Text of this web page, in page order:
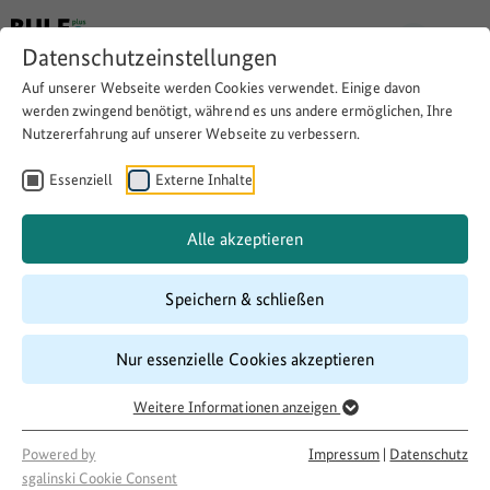
Datenschutzeinstellungen
Auf unserer Webseite werden Cookies verwendet. Einige davon
werden zwingend benötigt, während es uns andere ermöglichen, Ihre
Nutzererfahrung auf unserer Webseite zu verbessern.
Essenziell Externe Inhalte
Alle akzeptieren
Speichern & schließen
Nur essenzielle Cookies akzeptieren
Weitere Informationen anzeigen
Powered by
sgalinski Cookie Consent
Impressum | Datenschutz
Helfende Hände im Erzgebirge
Laufzeit
11/2020
Ehrenamt stärken. Versorgung sichern.
Projektakteur
Arbeiterwohlfahrt Kreisverband Annaberg/Mittleres